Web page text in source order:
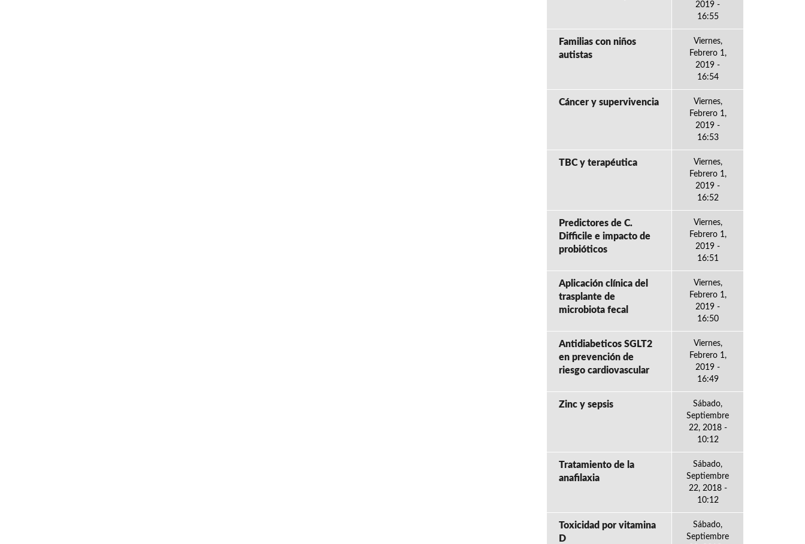
2019 -
16:55
Familias con niños
autistas
Viernes,
Febrero 1,
2019 -
16:54
Cáncer y supervivencia
Viernes,
Febrero 1,
2019 -
16:53
TBC y terapéutica
Viernes,
Febrero 1,
2019 -
16:52
Predictores de C.
Difficile e impacto de
probióticos
Viernes,
Febrero 1,
2019 -
16:51
Aplicación clínica del
trasplante de
microbiota fecal
Viernes,
Febrero 1,
2019 -
16:50
Antidiabeticos SGLT2
en prevención de
riesgo cardiovascular
Viernes,
Febrero 1,
2019 -
16:49
Zinc y sepsis
Sábado,
Septiembre
22, 2018 -
10:12
Tratamiento de la
anafilaxia
Sábado,
Septiembre
22, 2018 -
10:12
Toxicidad por vitamina
D
Sábado,
Septiembre